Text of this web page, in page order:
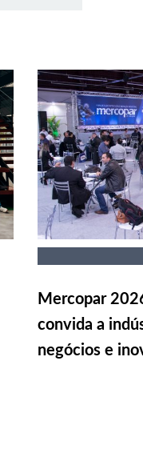
Mercopar
convida a
negócios e